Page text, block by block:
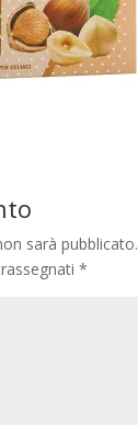
sarà pubblicato.
*